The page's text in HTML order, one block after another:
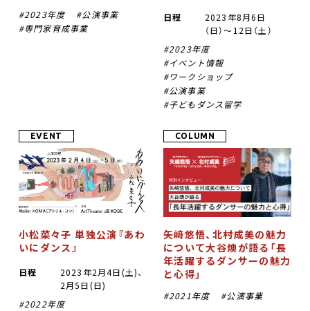
2023年度
公演事業
専門家育成事業
日程
2023年8月6日
（日）〜12日（土）
2023年度
イベント情報
ワークショップ
公演事業
子どもダンス留学
EVENT
小松菜々子 単独公演『あわ
いにダンス』
日程
2023年2月4日(土)、
2月5日(日)
2022年度
COLUMN
矢﨑悠悟、北村成美の魅力
について大谷燠が語る「長
年活躍するダンサーの魅力
と心得」
2021年度 公演事業